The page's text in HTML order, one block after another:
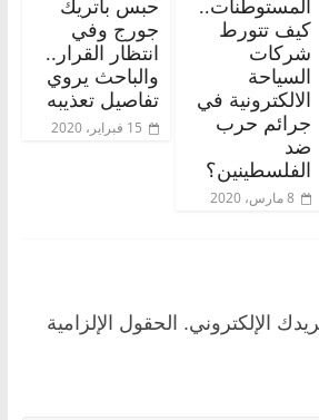
المستوطنات..
كيف تتورط
شركات
السياحة
الالكترونية في
جرائم حرب
ضد
الفلسطينين؟
8 مارس، 2020
حبس باتريك
جورج وفي
انتظار القرار..
والباحث يروي
تفاصيل تعذيبه
15 فبراير، 2020
الإلكتروني. الحقول الإلزامية